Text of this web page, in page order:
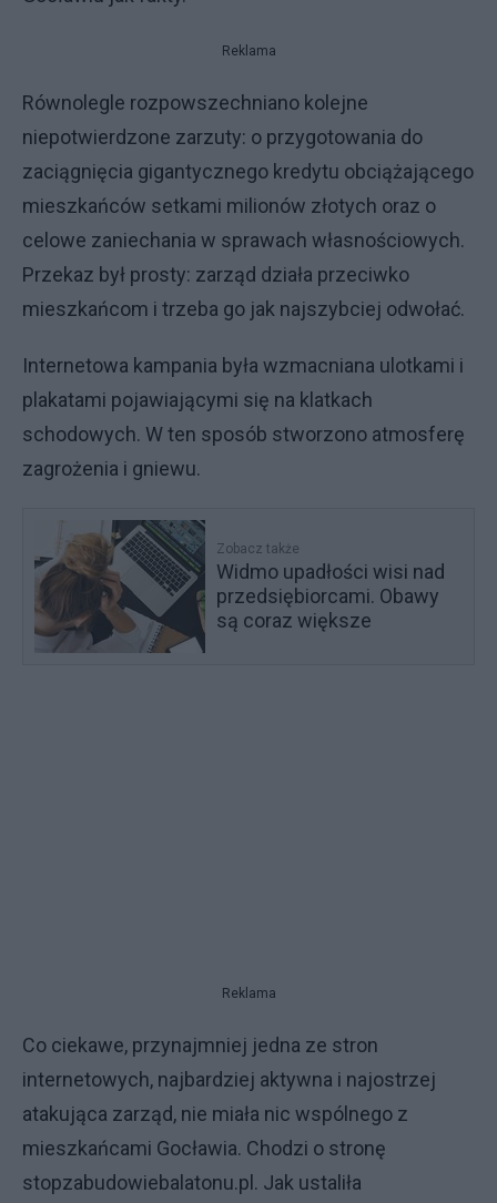
Reklama
Równolegle rozpowszechniano kolejne
niepotwierdzone zarzuty: o przygotowania do
zaciągnięcia gigantycznego kredytu obciążającego
mieszkańców setkami milionów złotych oraz o
celowe zaniechania w sprawach własnościowych.
Przekaz był prosty: zarząd działa przeciwko
mieszkańcom i trzeba go jak najszybciej odwołać.
Internetowa kampania była wzmacniana ulotkami i
plakatami pojawiającymi się na klatkach
schodowych. W ten sposób stworzono atmosferę
zagrożenia i gniewu.
Zobacz także
Widmo upadłości wisi nad
przedsiębiorcami. Obawy
są coraz większe
Reklama
Co ciekawe, przynajmniej jedna ze stron
internetowych, najbardziej aktywna i najostrzej
atakująca zarząd, nie miała nic wspólnego z
mieszkańcami Gocławia. Chodzi o stronę
stopzabudowiebalatonu.pl. Jak ustaliła